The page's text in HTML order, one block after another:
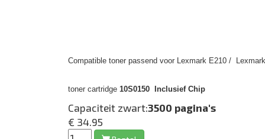
Compatible toner passend voor Lexmark E210 /
toner cartridge 10S0150 Inclusief Chip
Capaciteit zwart:3500 pagina's
€ 34.95